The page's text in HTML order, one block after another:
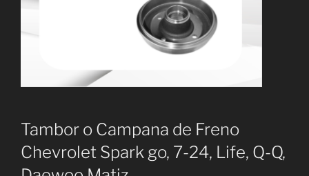
Tambor o Campana de Freno
Chevrolet Spark go, 7-24, Life, Q-Q,